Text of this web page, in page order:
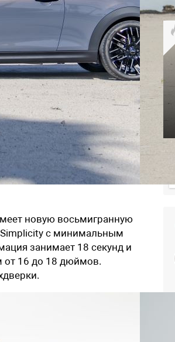
новую восьмигранную
Simplicity с минимальным
занимает 18 секунд и
от 16 до 18 дюймов.